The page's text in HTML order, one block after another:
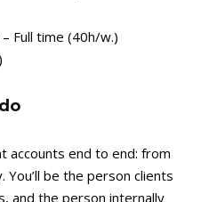
Full time (40h/w.)
accounts end to end: from
be the person clients
and the person internally